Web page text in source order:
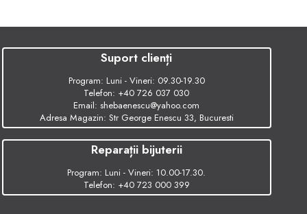
Suport clienți
Program: Luni - Vineri: 09.30-19.30
Telefon: +40 726 037 030
Email:shebaenescu@yahoo.com
Adresa Magazin: Str George Enescu 33, Bucuresti
Reparații bijuterii
Program: Luni - Vineri: 10.00-17.30.
Telefon: +40 723 000 399